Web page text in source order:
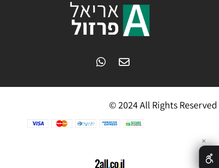
© 2024 All Rights Reserved
✕